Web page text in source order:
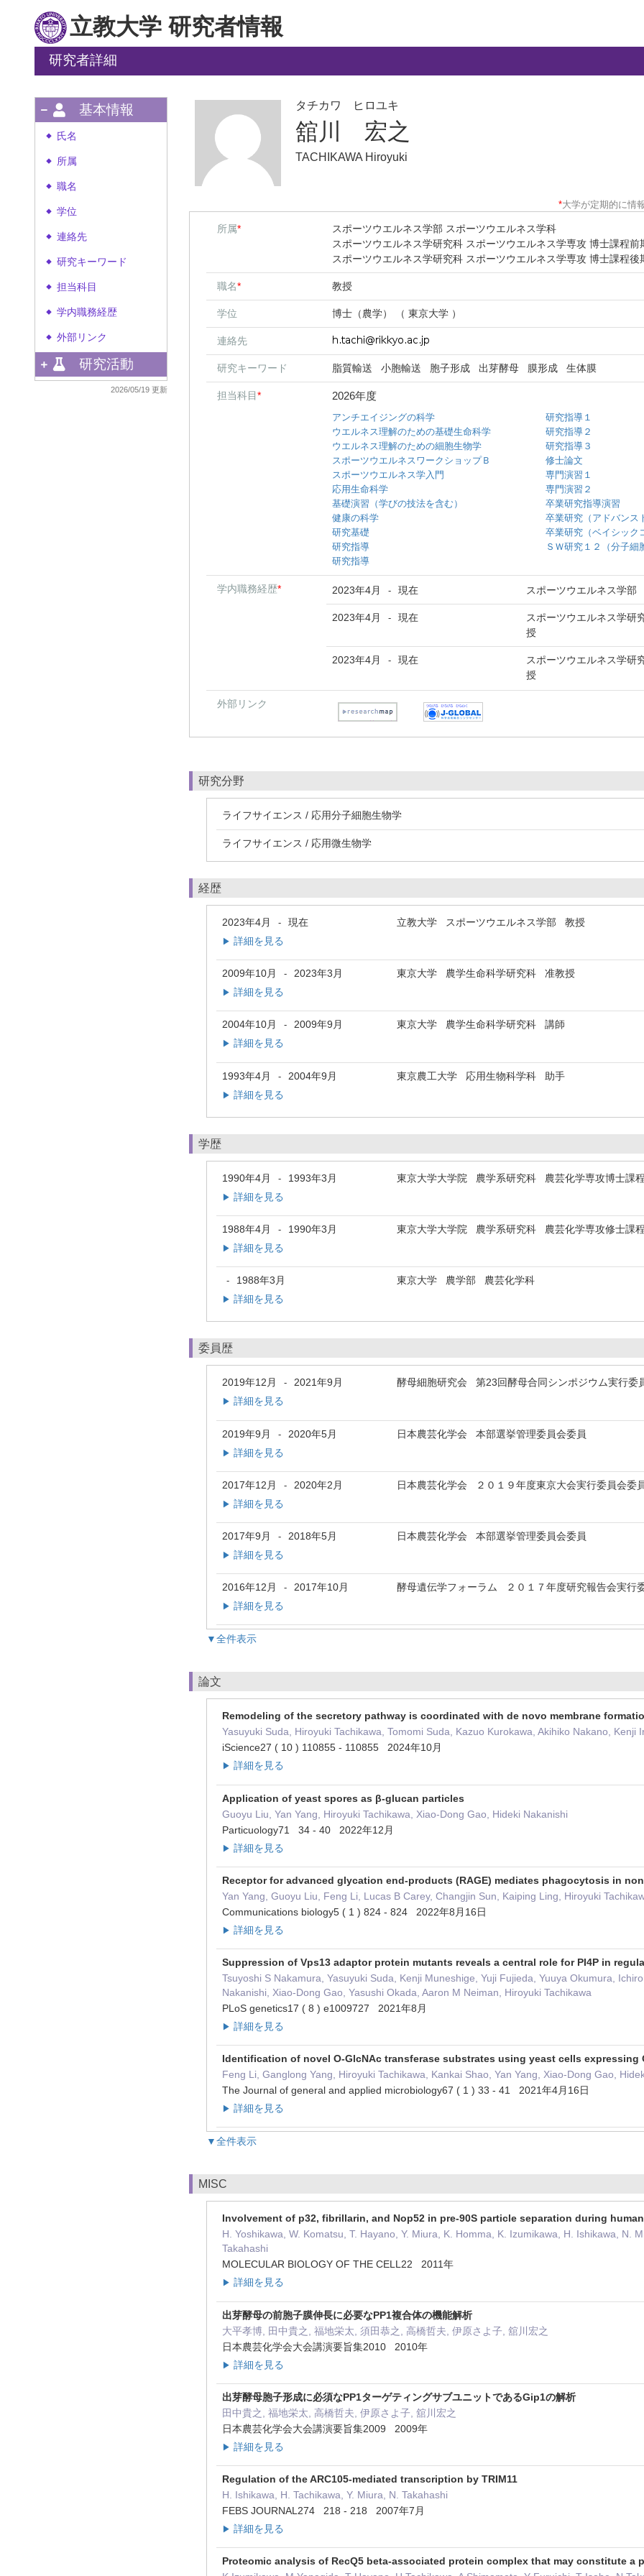
立教大学 研究者情報
研究者詳細
基本情報
◆ 氏名
◆ 所属
◆ 職名
◆ 学位
◆ 連絡先
◆ 研究キーワード
◆ 担当科目
◆ 学内職務経歴
◆ 外部リンク
研究活動
2026/05/19 更新
タチカワ ヒロユキ
舘川 宏之
TACHIKAWA Hiroyuki
*大学が定期的に情
所属*
スポーツウエルネス学部 スポーツウエルネス学科
スポーツウエルネス学研究科 スポーツウエルネス学専攻 博士課程前
スポーツウエルネス学研究科 スポーツウエルネス学専攻 博士課程後
職名* 教授
学位 博士（農学） （ 東京大学 ）
連絡先
研究キーワード 脂質輸送 小胞輸送 胞子形成 出芽酵母 膜形成 生体膜
担当科目* 2026年度
アンチエイジングの科学
ウエルネス理解のための基礎生命科学
ウエルネス理解のための細胞生物学
スポーツウエルネスワークショップＢ
スポーツウエルネス学入門
応用生命科学
基礎演習（学びの技法を含む）
健康の科学
研究基礎
研究指導
研究指導
研究指導１
研究指導２
研究指導３
修士論文
専門演習１
専門演習２
卒業研究指導演習
卒業研究（アドバンス
卒業研究（ベイシック
ＳＷ研究１２（分子細
学内職務経歴* 2023年4月 - 現在 スポーツウエルネス学
2023年4月 - 現在
スポーツウエルネス学
授
2023年4月 - 現在
スポーツウエルネス学
授
外部リンク
研究分野
ライフサイエンス / 応用分子細胞生物学
ライフサイエンス / 応用微生物学
経歴
2023年4月 - 現在 立教大学 スポーツウエルネス学部 教授
▶ 詳細を見る
2009年10月 - 2023年3月 東京大学 農学生命科学研究科 准教授
▶ 詳細を見る
2004年10月 - 2009年9月 東京大学 農学生命科学研究科 講師
▶ 詳細を見る
1993年4月 - 2004年9月 東京農工大学 応用生物科学科 助手
▶ 詳細を見る
学歴
1990年4月 - 1993年3月 東京大学大学院 農学系研究科 農芸化学専攻博士課
▶ 詳細を見る
1988年4月 - 1990年3月 東京大学大学院 農学系研究科 農芸化学専攻修士課
▶ 詳細を見る
- 1988年3月 東京大学 農学部 農芸化学科
▶ 詳細を見る
委員歴
2019年12月 - 2021年9月 酵母細胞研究会 第23回酵母合同シンポジウム実行委
▶ 詳細を見る
2019年9月 - 2020年5月 日本農芸化学会 本部選挙管理委員会委員
▶ 詳細を見る
2017年12月 - 2020年2月 日本農芸化学会 ２０１９年度東京大会実行委員会委
▶ 詳細を見る
2017年9月 - 2018年5月 日本農芸化学会 本部選挙管理委員会委員
▶ 詳細を見る
2016年12月 - 2017年10月 酵母遺伝学フォーラム ２０１７年度研究報告会実行
▶ 詳細を見る
▼全件表示
論文
Remodeling of the secretory pathway is coordinated with de novo membrane
Yasuyuki Suda, Hiroyuki Tachikawa, Tomomi Suda, Kazuo Kurokawa, Akihiko Nakano, Kenji
iScience27 ( 10 ) 110855 - 110855 2024年10月
▶ 詳細を見る
Application of yeast spores as β-glucan particles
Guoyu Liu, Yan Yang, Hiroyuki Tachikawa, Xiao-Dong Gao, Hideki Nakanishi
Particuology71 34 - 40 2022年12月
▶ 詳細を見る
Receptor for advanced glycation end-products (RAGE) mediates phagocytosis in
Yan Yang, Guoyu Liu, Feng Li, Lucas B Carey, Changjin Sun, Kaiping Ling, Hiroyuki
Communications biology5 ( 1 ) 824 - 824 2022年8月16日
▶ 詳細を見る
Suppression of Vps13 adaptor protein mutants reveals a central role for PI4P in
Tsuyoshi S Nakamura, Yasuyuki Suda, Kenji Muneshige, Yuji Fujieda, Yuuya Okumura,
Nakanishi, Xiao-Dong Gao, Yasushi Okada, Aaron M Neiman, Hiroyuki Tachikawa
PLoS genetics17 ( 8 ) e1009727 2021年8月
▶ 詳細を見る
Identification of novel O-GlcNAc transferase substrates using yeast cells expressing
Feng Li, Ganglong Yang, Hiroyuki Tachikawa, Kankai Shao, Yan Yang, Xiao-Dong Gao,
The Journal of general and applied microbiology67 ( 1 ) 33 - 41 2021年4月16日
▶ 詳細を見る
▼全件表示
MISC
Involvement of p32, fibrillarin, and Nop52 in pre-90S particle separation during
H. Yoshikawa, W. Komatsu, T. Hayano, Y. Miura, K. Homma, K. Izumikawa, H. Ishikawa, N.
Takahashi
MOLECULAR BIOLOGY OF THE CELL22 2011年
▶ 詳細を見る
出芽酵母の前胞子膜伸長に必要なPP1複合体の機能解析
大平孝博, 田中貴之, 福地栄太, 須田恭之, 高橋哲夫, 伊原さよ子, 舘川宏之
日本農芸化学会大会講演要旨集2010 2010年
▶ 詳細を見る
出芽酵母胞子形成に必須なPP1ターゲティングサブユニットであるGip1の解析
田中貴之, 福地栄太, 高橋哲夫, 伊原さよ子, 舘川宏之
日本農芸化学会大会講演要旨集2009 2009年
▶ 詳細を見る
Regulation of the ARC105-mediated transcription by TRIM11
H. Ishikawa, H. Tachikawa, Y. Miura, N. Takahashi
FEBS JOURNAL274 218 - 218 2007年7月
▶ 詳細を見る
Proteomic analysis of RecQ5 beta-associated protein complex that may constitute a